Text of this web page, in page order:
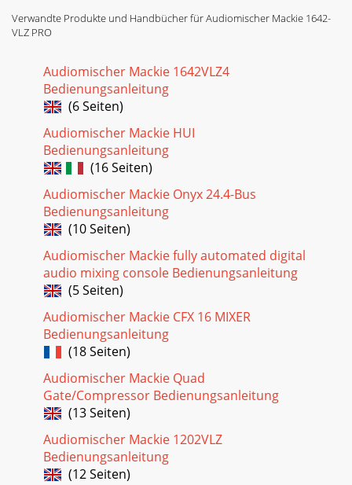
Verwandte Produkte und Handbücher für Audiomischer Mackie 1642-
VLZ PRO
Audiomischer Mackie 1642VLZ4
Bedienungsanleitung
(6 Seiten)
Audiomischer Mackie HUI
Bedienungsanleitung
(16 Seiten)
Audiomischer Mackie Onyx 24.4-Bus
Bedienungsanleitung
(10 Seiten)
Audiomischer Mackie fully automated digital
audio mixing console Bedienungsanleitung
(5 Seiten)
Audiomischer Mackie CFX 16 MIXER
Bedienungsanleitung
(18 Seiten)
Audiomischer Mackie Quad
Gate/Compressor Bedienungsanleitung
(13 Seiten)
Audiomischer Mackie 1202VLZ
Bedienungsanleitung
(12 Seiten)